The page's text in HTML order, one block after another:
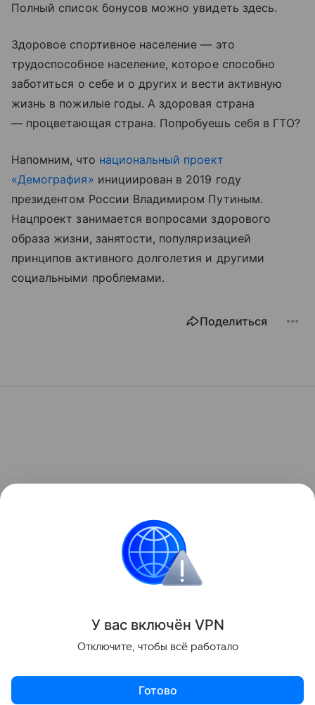
Полный список бонусов можно увидеть здесь.
Здоровое спортивное население — это
трудоспособное население, которое способно
заботиться о себе и о других и вести активную
жизнь в пожилые годы. А здоровая страна
— процветающая страна. Попробуешь себя в ГТО?
Напомним, что национальный проект
«Демография» инициирован в 2019 году
президентом России Владимиром Путиным.
Нацпроект занимается вопросами здорового
образа жизни, занятости, популяризацией
принципов активного долголетия и другими
социальными проблемами.
Поделиться
У вас включён VPN
Отключите, чтобы всё работало
Готово